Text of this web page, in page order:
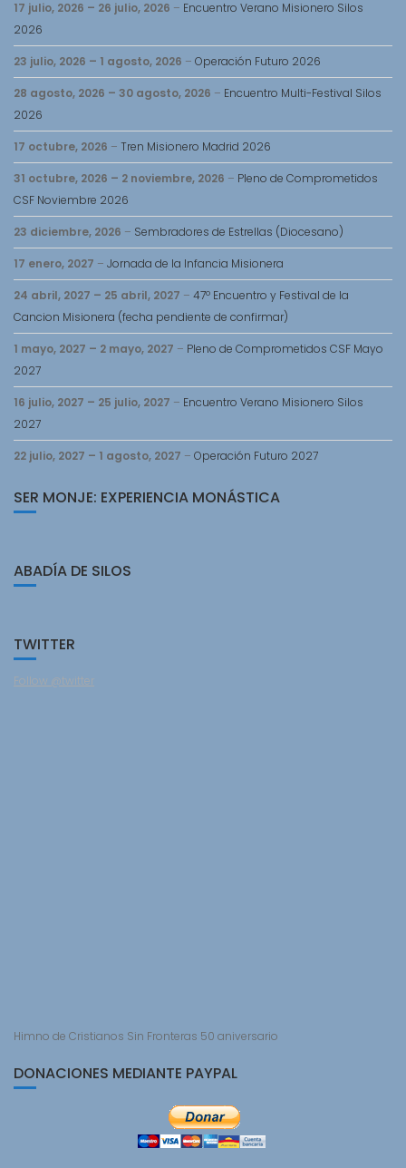
17 julio, 2026 – 26 julio, 2026 – Encuentro Verano Misionero Silos
2026
23 julio, 2026 – 1 agosto, 2026 – Operación Futuro 2026
28 agosto, 2026 – 30 agosto, 2026 – Encuentro Multi-Festival Silos
2026
17 octubre, 2026 – Tren Misionero Madrid 2026
31 octubre, 2026 – 2 noviembre, 2026 – Pleno de Comprometidos
CSF Noviembre 2026
23 diciembre, 2026 – Sembradores de Estrellas (Diocesano)
17 enero, 2027 – Jornada de la Infancia Misionera
24 abril, 2027 – 25 abril, 2027 – 47º Encuentro y Festival de la
Cancion Misionera (fecha pendiente de confirmar)
1 mayo, 2027 – 2 mayo, 2027 – Pleno de Comprometidos CSF Mayo
2027
16 julio, 2027 – 25 julio, 2027 – Encuentro Verano Misionero Silos
2027
22 julio, 2027 – 1 agosto, 2027 – Operación Futuro 2027
SER MONJE: EXPERIENCIA MONÁSTICA
ABADÍA DE SILOS
TWITTER
Follow @twitter
Himno de Cristianos Sin Fronteras 50 aniversario
DONACIONES MEDIANTE PAYPAL